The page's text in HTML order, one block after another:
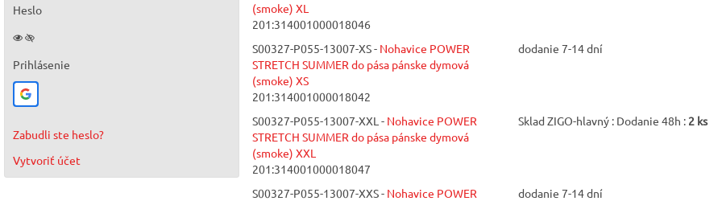
Heslo
Prihlásenie
Zabudli ste heslo?
Vytvoriť účet
(smoke) XL
201:314001000018046
S00327-P055-13007-XS - Nohavice POWER
STRETCH SUMMER do pása pánske dymová
(smoke) XS
201:314001000018042
dodanie 7-14 dní
S00327-P055-13007-XXL - Nohavice POWER
STRETCH SUMMER do pása pánske dymová
(smoke) XXL
201:314001000018047
Sklad ZIGO-hlavný : Dodanie 48h : 2 ks
S00327-P055-13007-XXS - Nohavice POWER
dodanie 7-14 dní